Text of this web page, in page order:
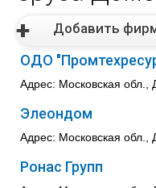
Добавить
ОДО
Адрес: Московская
Элеондом
Адрес: Московская обл.,
Ронас Групп